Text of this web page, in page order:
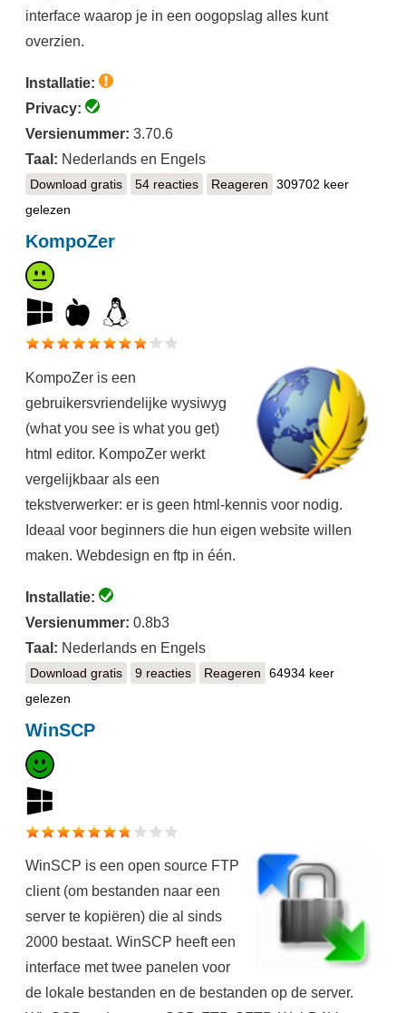
interface waarop je in een oogopslag alles kunt
overzien.
Installatie:
Privacy:
Versienummer: 3.70.6
Taal: Nederlands en Engels
Download gratisFileZilla
54 reacties Reageren
309702 keer
gelezen
KompoZer
KompoZer is een
gebruikersvriendelijke wysiwyg
(what you see is what you get)
html editor. KompoZer werkt
vergelijkbaar als een
tekstverwerker: er is geen html-kennis voor nodig.
Ideaal voor beginners die hun eigen website willen
maken. Webdesign en ftp in één.
Installatie:
Versienummer: 0.8b3
Taal: Nederlands en Engels
Download gratisKompoZer
9 reacties Reageren
64934 keer
gelezen
WinSCP
WinSCP is een open source FTP
client (om bestanden naar een
server te kopiëren) die al sinds
2000 bestaat. WinSCP heeft een
interface met twee panelen voor
de lokale bestanden en de bestanden op de server.